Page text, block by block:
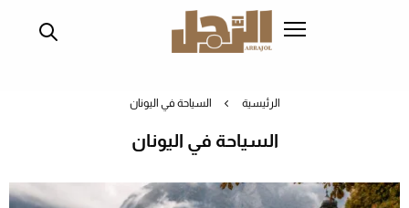
الرئيسية السياحة في اليونان
السياحة في اليونان